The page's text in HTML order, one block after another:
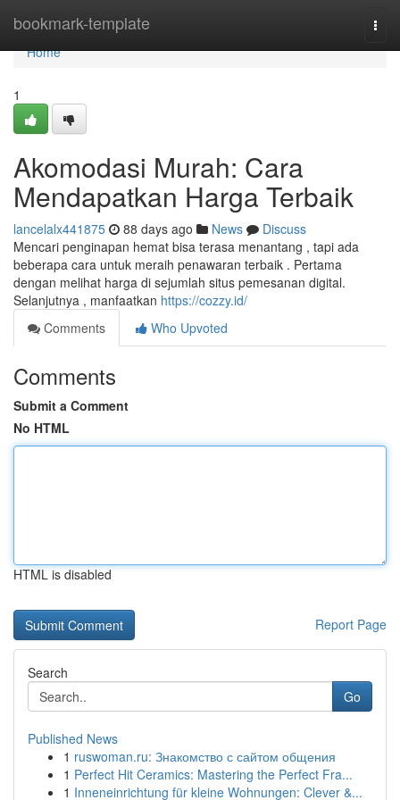
bookmark-template
Home
Home
1
Akomodasi Murah: Cara
Mendapatkan Harga Terbaik
lancelalx441875 88 days ago News
Discuss
Mencari penginapan hemat bisa terasa menantang , tapi ada
beberapa cara untuk meraih penawaran terbaik . Pertama
dengan melihat harga di sejumlah situs pemesanan digital.
Selanjutnya , manfaatkan https://cozzy.id/
Comments
Who Upvoted
Comments
Submit a Comment
No HTML
HTML is disabled
Report Page
Search
Go
Published News
1 ruswoman.ru: Знакомство с сайтом общения
1 Perfect Hit Ceramics: Mastering the Perfect Fra...
1 Inneneinrichtung für kleine Wohnungen: Clever &...